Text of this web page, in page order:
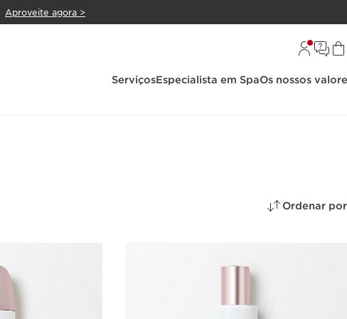
Aproveite agora >
ServiçosEspecialista em SpaOs nossos
Ordenar por